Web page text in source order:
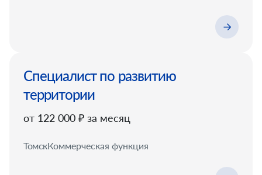
Специалист по развитию
территории
от 122 000 ₽ за месяц
ТомскКоммерческая функция